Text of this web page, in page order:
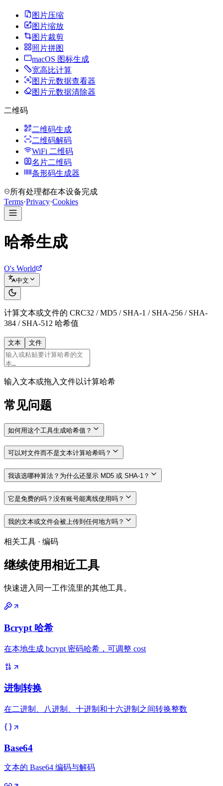
图片压缩
图片缩放
图片裁剪
照片拼图
macOS 图标生成
宽高比计算
图片元数据查看器
图片元数据清除器
二维码
二维码生成
二维码解码
WiFi 二维码
名片二维码
条形码生成器
所有处理都在本设备完成
Terms·Privacy·Cookies
哈希生成
O's World
中文
计算文本或文件的 CRC32 / MD5 / SHA-1 / SHA-256 / SHA-
384 / SHA-512 哈希值
文本 文件
输入文本或拖入文件以计算哈希
常见问题
如何用这个工具生成哈希值？
可以对文件而不是文本计算哈希吗？
我该选哪种算法？为什么还显示 MD5 或 SHA-1？
它是免费的吗？没有账号能离线使用吗？
我的文本或文件会被上传到任何地方吗？
相关工具 · 编码
继续使用相近工具
快速进入同一工作流里的其他工具。
Bcrypt 哈希
在本地生成 bcrypt 密码哈希，可调整 cost
进制转换
在二进制、八进制、十进制和十六进制之间转换整数
Base64
文本的 Base64 编码与解码